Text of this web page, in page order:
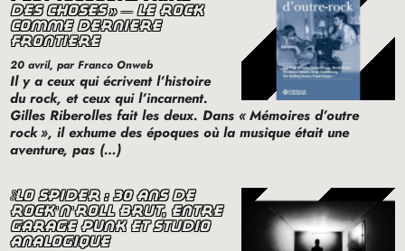
des choses» — le rock
comme dernière
frontière
20 avril, par Franco Onweb
Il y a ceux qui écrivent l’histoire
du rock, et ceux qui l’incarnent.
Gilles Riberolles fait les deux. Dans «Mémoires d’outre
rock», il exhume des époques où la musique était une
aventure, pas (…)
lo spider : 30 ans de
rock’n’roll brut, entre
garage punk et studio
analogique